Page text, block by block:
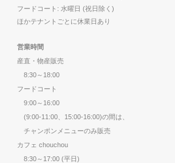
フードコート: 水曜日 (祝日除く)
ほかテナントごとに休業日あり
営業時間
産直・物産販売
8:30～18:00
フードコート
9:00～16:00
(9:00-11:00、15:00-16:00)の間は、
チャンポンメニューのみ販売
カフェ chouchou
8:30～17:00 (平日)